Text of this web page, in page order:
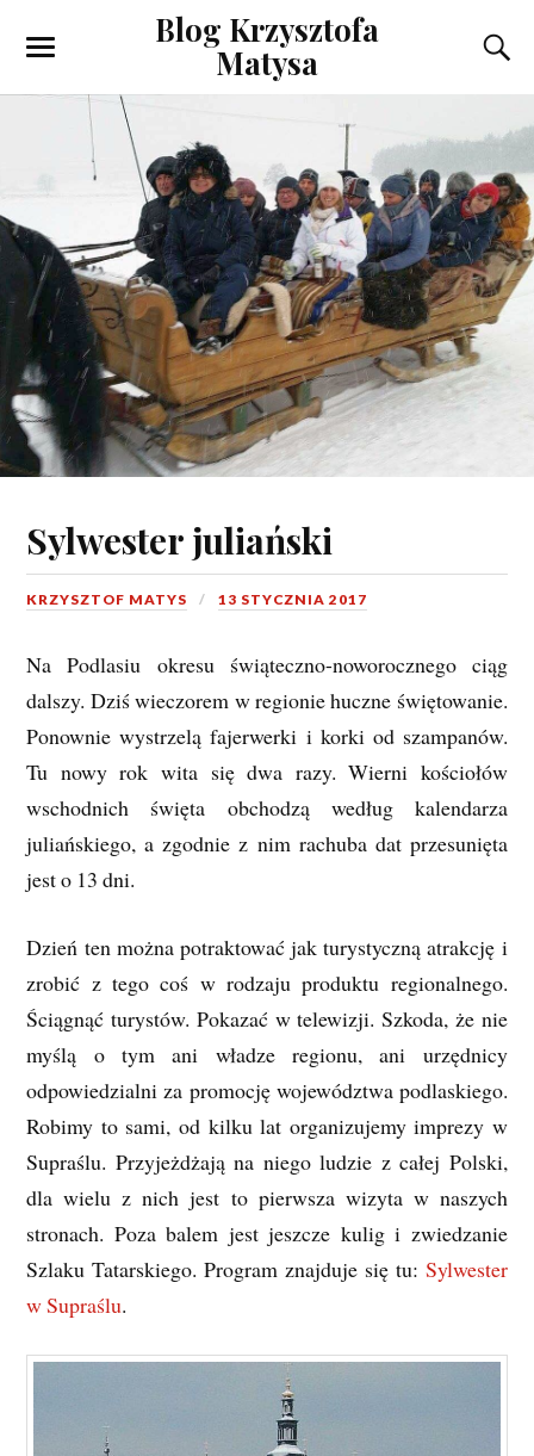
Blog Krzysztofa
Matysa
Sylwester juliański
KRZYSZTOF MATYS 13 STYCZNIA 2017
Na Podlasiu okresu świąteczno-noworocznego ciąg
dalszy. Dziś wieczorem w regionie huczne świętowanie.
Ponownie wystrzelą fajerwerki i korki od szampanów.
Tu nowy rok wita się dwa razy. Wierni kościołów
wschodnich święta obchodzą według kalendarza
juliańskiego, a zgodnie z nim rachuba dat przesunięta
jest o 13 dni.
Dzień ten można potraktować jak turystyczną atrakcję i
zrobić z tego coś w rodzaju produktu regionalnego.
Ściągnąć turystów. Pokazać w telewizji. Szkoda, że nie
myślą o tym ani władze regionu, ani urzędnicy
odpowiedzialni za promocję województwa podlaskiego.
Robimy to sami, od kilku lat organizujemy imprezy w
Supraślu. Przyjeżdżają na niego ludzie z całej Polski,
dla wielu z nich jest to pierwsza wizyta w naszych
stronach. Poza balem jest jeszcze kulig i zwiedzanie
Szlaku Tatarskiego. Program znajduje się tu: Sylwester
w Supraślu.